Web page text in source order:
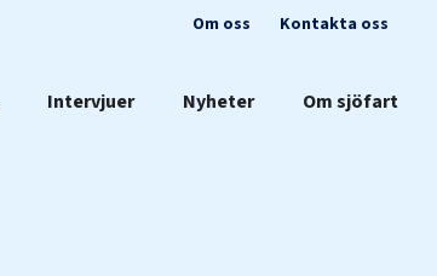
Om oss Kontakta oss
Intervjuer Nyheter Om sjöfart